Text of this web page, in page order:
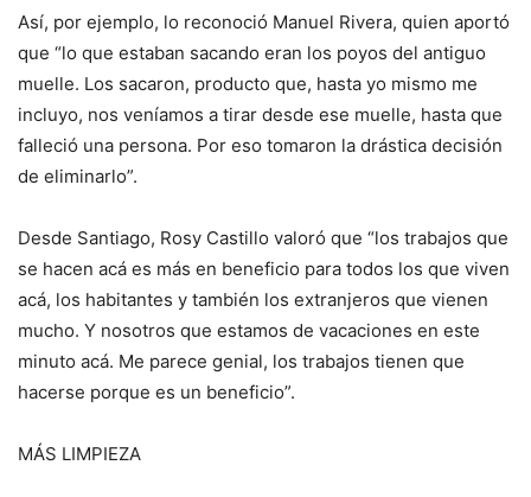
Así, por ejemplo, lo reconoció Manuel Rivera, quien aportó
que “lo que estaban sacando eran los poyos del antiguo
muelle. Los sacaron, producto que, hasta yo mismo me
incluyo, nos veníamos a tirar desde ese muelle, hasta que
falleció una persona. Por eso tomaron la drástica decisión
de eliminarlo”.
Desde Santiago, Rosy Castillo valoró que “los trabajos que
se hacen acá es más en beneficio para todos los que viven
acá, los habitantes y también los extranjeros que vienen
mucho. Y nosotros que estamos de vacaciones en este
minuto acá. Me parece genial, los trabajos tienen que
hacerse porque es un beneficio”.
MÁS LIMPIEZA